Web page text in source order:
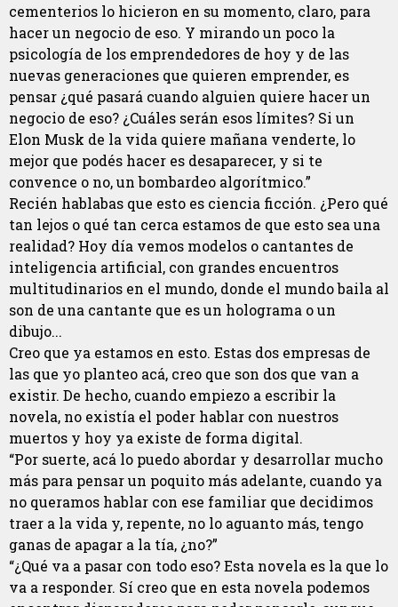
cementerios lo hicieron en su momento, claro, para
hacer un negocio de eso. Y mirando un poco la
psicología de los emprendedores de hoy y de las
nuevas generaciones que quieren emprender, es
pensar ¿qué pasará cuando alguien quiere hacer un
negocio de eso? ¿Cuáles serán esos límites? Si un
Elon Musk de la vida quiere mañana venderte, lo
mejor que podés hacer es desaparecer, y si te
convence o no, un bombardeo algorítmico.”
Recién hablabas que esto es ciencia ficción. ¿Pero qué
tan lejos o qué tan cerca estamos de que esto sea una
realidad? Hoy día vemos modelos o cantantes de
inteligencia artificial, con grandes encuentros
multitudinarios en el mundo, donde el mundo baila al
son de una cantante que es un holograma o un
dibujo...
Creo que ya estamos en esto. Estas dos empresas de
las que yo planteo acá, creo que son dos que van a
existir. De hecho, cuando empiezo a escribir la
novela, no existía el poder hablar con nuestros
muertos y hoy ya existe de forma digital.
“Por suerte, acá lo puedo abordar y desarrollar mucho
más para pensar un poquito más adelante, cuando ya
no queramos hablar con ese familiar que decidimos
traer a la vida y, repente, no lo aguanto más, tengo
ganas de apagar a la tía, ¿no?”
“¿Qué va a pasar con todo eso? Esta novela es la que lo
va a responder. Sí creo que en esta novela podemos